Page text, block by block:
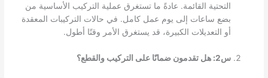
التحتية القائمة. عادةً ما تستغرق عملية التركيب الأساسية من
بضع ساعات إلى يوم عمل كامل. في حالات التركيبات المعقدة
أو التعديلات الكبيرة، قد يستغرق الأمر وقتًا أطول.
س2: هل تقدمون ضمانًا على التركيب والقطع؟